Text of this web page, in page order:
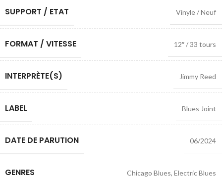
SUPPORT / ETAT Vinyle / Neuf
FORMAT / VITESSE 12″ / 33 tours
INTERPRÈTE(S) Jimmy Reed
LABEL Blues Joint
DATE DE PARUTION 06/2024
GENRES Chicago Blues, Electric Blues